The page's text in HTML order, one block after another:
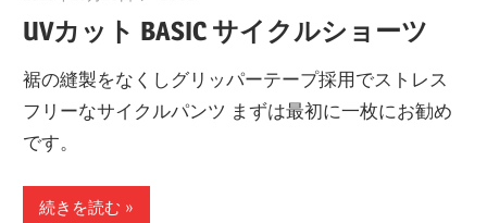
UVカット BASIC サイクルショーツ
裾の縫製をなくしグリッパーテープ採用でストレス
フリーなサイクルパンツ まずは最初に一枚にお勧め
です。
続きを読む